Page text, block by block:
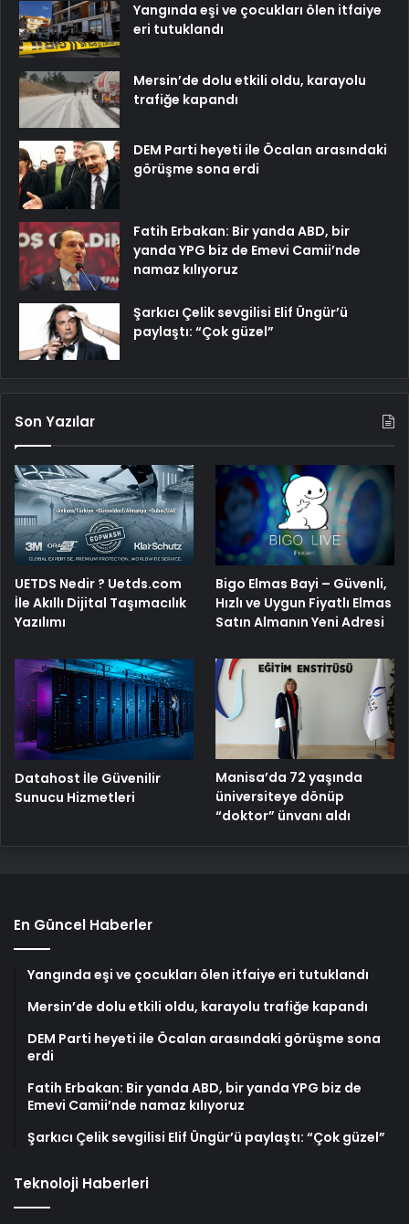
Yangında eşi ve çocukları ölen itfaiye
eri tutuklandı
Mersin’de dolu etkili oldu, karayolu
trafiğe kapandı
DEM Parti heyeti ile Öcalan arasındaki
görüşme sona erdi
Fatih Erbakan: Bir yanda ABD, bir
yanda YPG biz de Emevi Camii’nde
namaz kılıyoruz
Şarkıcı Çelik sevgilisi Elif Üngür’ü
paylaştı: “Çok güzel”
Son Yazılar
UETDS Nedir ? Uetds.com
İle Akıllı Dijital Taşımacılık
Yazılımı
Bigo Elmas Bayi – Güvenli,
Hızlı ve Uygun Fiyatlı Elmas
Satın Almanın Yeni Adresi
Datahost İle Güvenilir
Sunucu Hizmetleri
Manisa’da 72 yaşında
üniversiteye dönüp
“doktor” ünvanı aldı
En Güncel Haberler
Yangında eşi ve çocukları ölen itfaiye eri tutuklandı
Mersin’de dolu etkili oldu, karayolu trafiğe kapandı
DEM Parti heyeti ile Öcalan arasındaki görüşme sona
erdi
Fatih Erbakan: Bir yanda ABD, bir yanda YPG biz de
Emevi Camii’nde namaz kılıyoruz
Şarkıcı Çelik sevgilisi Elif Üngür’ü paylaştı: “Çok güzel”
Teknoloji Haberleri